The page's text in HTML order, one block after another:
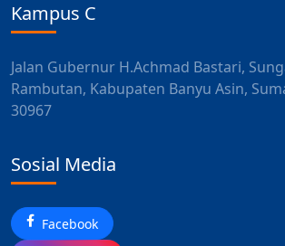
Kampus C
Jalan Gubernur H.Achmad Bastari,
Rambutan, Kabupaten Banyu Asin,
30967
Sosial Media
Facebook